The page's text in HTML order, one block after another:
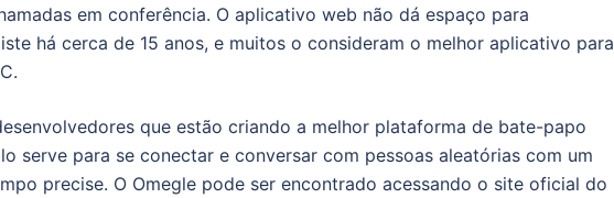
em conferência. O aplicativo web não dá espaço para
há cerca de 15 anos, e muitos o consideram o melhor aplicativo para
que estão criando a melhor plataforma de bate-papo
serve para se conectar e conversar com pessoas aleatórias com um
precise. O Omegle pode ser encontrado acessando o site oficial do